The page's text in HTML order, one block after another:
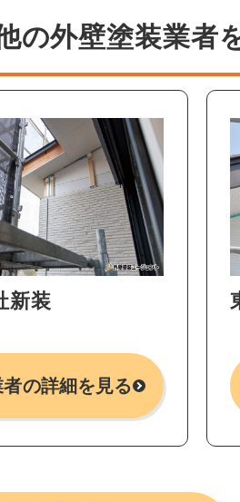
の外壁塗装業者
新装
者の詳細を見る